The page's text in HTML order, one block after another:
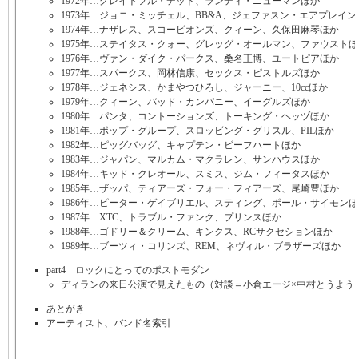
1973年…ジョニ・ミッチェル、BB&A、ジェファスン・エアプレイ
1974年…ナザレス、スコーピオンズ、クィーン、久保田麻琴ほか
1975年…ステイタス・クォー、グレッグ・オールマン、ファウスト
1976年…ヴァン・ダイク・パークス、桑名正博、ユートピアほか
1977年…スパークス、岡林信康、セックス・ピストルズほか
1978年…ジェネシス、かまやつひろし、ジャーニー、10ccほか
1979年…クィーン、バッド・カンパニー、イーグルズほか
1980年…パンタ、コントーションズ、トーキング・ヘッヅほか
1981年…ポップ・グループ、スロッビング・グリスル、PILほか
1982年…ピッグバッグ、キャプテン・ビーフハートほか
1983年…ジャパン、マルカム・マクラレン、サンハウスほか
1984年…キッド・クレオール、スミス、ジム・フィータスほか
1985年…ザッパ、ティアーズ・フォー・フィアーズ、尾崎豊ほか
1986年…ピーター・ゲイブリエル、スティング、ポール・サイモン
1987年…XTC、トラブル・ファンク、プリンスほか
1988年…ゴドリー＆クリーム、キンクス、RCサクセションほか
1989年…ブーツィ・コリンズ、REM、ネヴィル・ブラザーズほか
part4 ロックにとってのポストモダン
ディランの来日公演で見えたもの（対談＝小倉エージ×中村とうよう
あとがき
アーティスト、バンド名索引